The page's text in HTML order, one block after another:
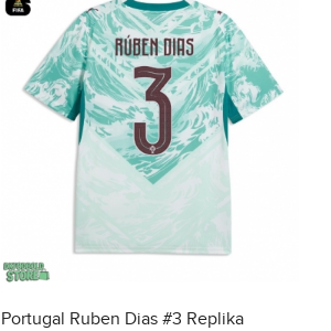
Portugal Ruben Dias #3 Replika